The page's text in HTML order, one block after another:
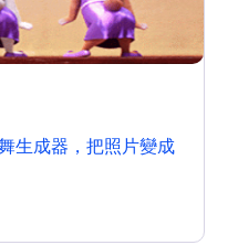
生成器，把照片變成